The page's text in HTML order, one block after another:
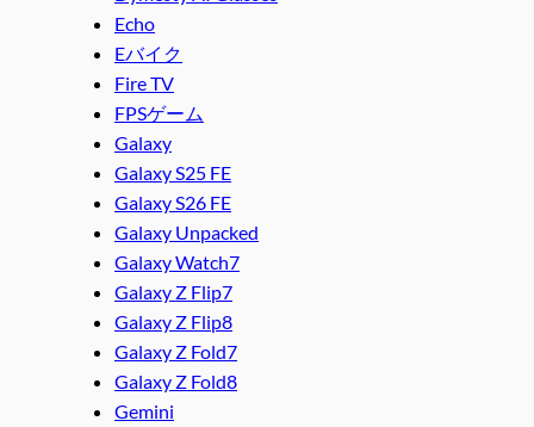
Echo
Eバイク
Fire TV
FPSゲーム
Galaxy
Galaxy S25 FE
Galaxy S26 FE
Galaxy Unpacked
Galaxy Watch7
Galaxy Z Flip7
Galaxy Z Flip8
Galaxy Z Fold7
Galaxy Z Fold8
Gemini